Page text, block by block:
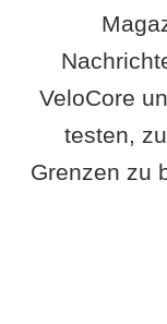
VeloCore
testen,
Grenzen zu